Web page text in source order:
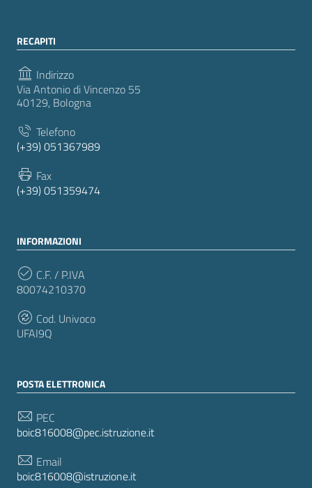
RECAPITI
Indirizzo
Via Antonio di Vincenzo 55
40129, Bologna
Telefono
(+39) 051367989
Fax
(+39) 051359474
INFORMAZIONI
C.F. / P.IVA
80074210370
Cod. Univoco
UFAI9Q
POSTA ELETTRONICA
PEC
boic816008@pec.istruzione.it
Email
boic816008@istruzione.it